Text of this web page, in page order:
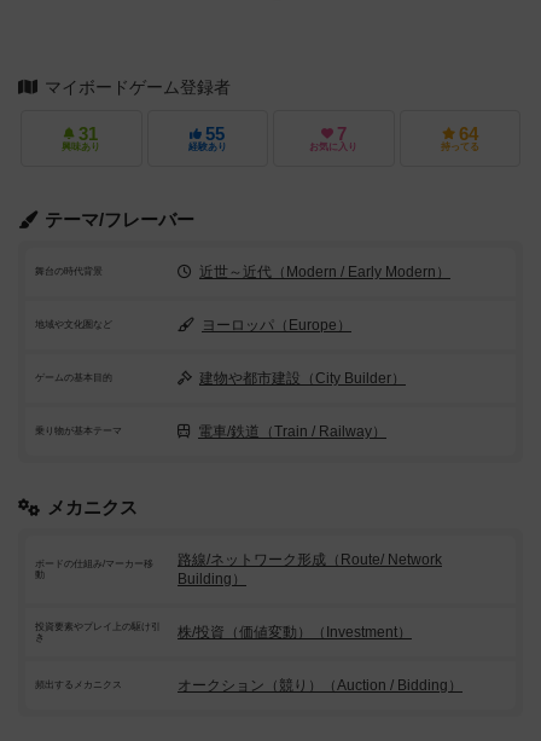
マイボードゲーム登録者
31
興味あり
55
経験あり
7
お気に入り
64
持ってる
テーマ/フレーバー
舞台の時代背景 近世～近代（Modern / Early Modern）
地域や文化圏など ヨーロッパ（Europe）
ゲームの基本目的 建物や都市建設（City Builder）
乗り物が基本テーマ 電車/鉄道（Train / Railway）
メカニクス
ボードの仕組み/マーカー移
動
路線/ネットワーク形成（Route/ Network
Building）
投資要素やプレイ上の駆け引
き
株/投資（価値変動）（Investment）
頻出するメカニクス オークション（競り）（Auction / Bidding）